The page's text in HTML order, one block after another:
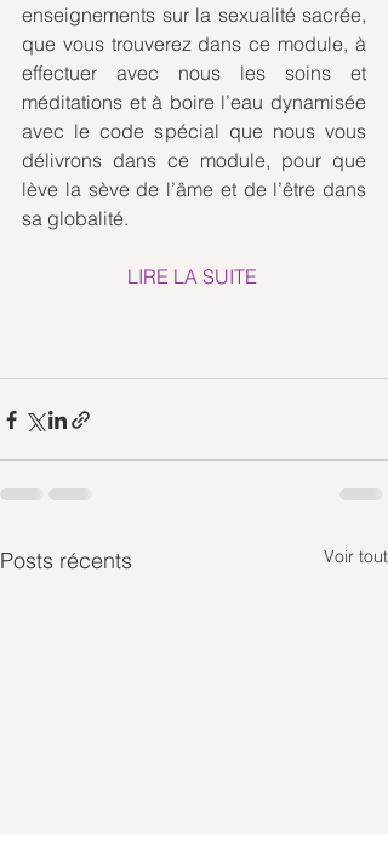
enseignements sur la sexualité sacrée,
que vous trouverez dans ce module, à
effectuer avec nous les soins et
méditations et à boire l’eau dynamisée
avec le code spécial que nous vous
délivrons dans ce module, pour que
lève la sève de l’âme et de l’être dans
sa globalité.
LIRE LA SUITE
Posts récents Voir tout